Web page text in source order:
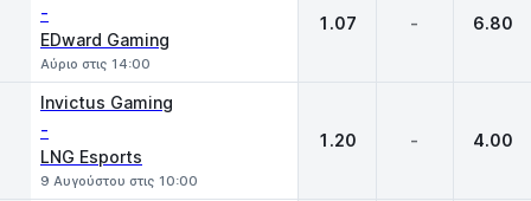
-
EDward Gaming
Αύριο στις 14:00
1.07 - 6.80
Invictus Gaming
-
LNG Esports
9 Αυγούστου στις 10:00
1.20 - 4.00